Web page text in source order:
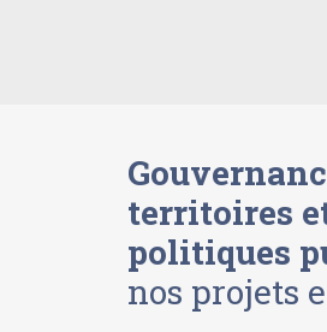
territoires
politiques
nos projets